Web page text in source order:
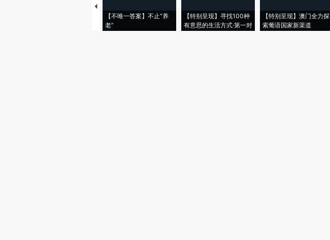
【不唯一答案】不止“养
老”
【特别呈现】寻找100种
有意思的生活方式·第一对
【特别呈现】澳门全力探
索葡语国家新渠道